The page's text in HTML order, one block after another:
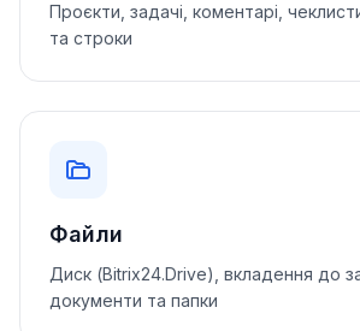
Проєкти, задачі, коментарі,
та строки
Файли
Диск (Bitrix24.Drive), вкладення до
документи та папки